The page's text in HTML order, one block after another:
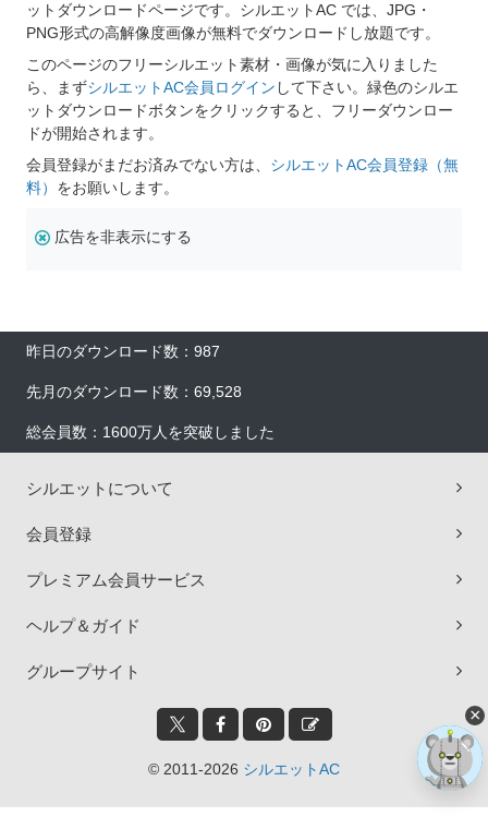
ットダウンロードページです。シルエットAC では、JPG・
PNG形式の高解像度画像が無料でダウンロードし放題です。
このページのフリーシルエット素材・画像が気に入りました
ら、まずシルエットAC会員ログイン して下さい。緑色のシルエ
ットダウンロードボタンをクリックすると、フリーダウンロー
ドが開始されます。
会員登録がまだお済みでない方は、 シルエットAC会員登録（無
料） をお願いします。
広告を非表示にする
昨日のダウンロード数：987
先月のダウンロード数：69,528
総会員数：1600万人を突破しました
シルエットについて
会員登録
プレミアム会員サービス
ヘルプ＆ガイド
グループサイト
© 2011-2026 シルエットAC
×